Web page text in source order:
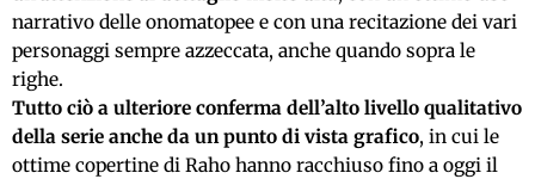
narrativo delle onomatopee e con una recitazione dei vari
personaggi sempre azzeccata, anche quando sopra le
righe.
Tutto ciò a ulteriore conferma dell’alto livello qualitativo
della serie anche da un punto di vista grafico, in cui le
ottime copertine di Raho hanno racchiuso fino a oggi il